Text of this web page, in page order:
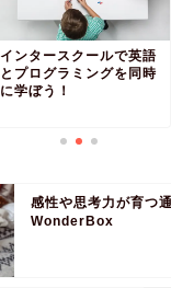
インタースクールで英語
とプログラミングを同時
に学ぼう！
感性や思考力が育つ
WonderBox